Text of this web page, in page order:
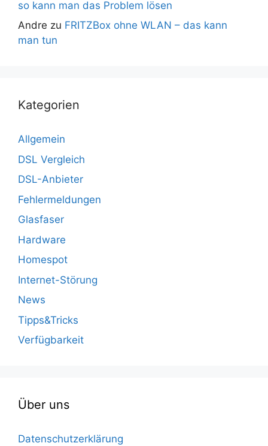
so kann man das Problem lösen
Andre zu FRITZBox ohne WLAN – das kann
man tun
Kategorien
Allgemein
DSL Vergleich
DSL-Anbieter
Fehlermeldungen
Glasfaser
Hardware
Homespot
Internet-Störung
News
Tipps&Tricks
Verfügbarkeit
Über uns
Datenschutzerklärung